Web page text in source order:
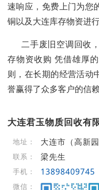
速响应，免费上门为您
铜以及大连库存物资进行
二手废旧空调回收
存物资收购 凭借雄厚
则，在长期的经营活动
誉赢得了众多客户的信
大连君玉物质回收有
地址： 大连市（高新
联系： 梁先生
手机： 13898409745
微信：